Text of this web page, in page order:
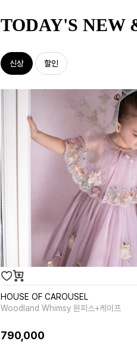
TODAY'S NEW
신상 할인
HOUSE OF CAROUSEL
Woodland Whimsy 원피스+케이프
790,000